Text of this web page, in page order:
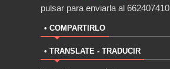
pulsar para enviarla al 662407410
• COMPARTIRLO
• TRANSLATE - TRADUCIR